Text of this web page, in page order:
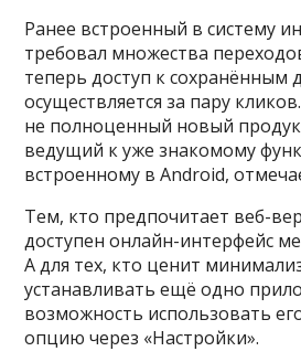
Ранее встроенный в систему
требовал множества
теперь доступ к сохранённым
осуществляется за пару
не полноценный новый
ведущий к уже знакомому
встроенному в Android,
Тем, кто предпочитает веб-
доступен онлайн-интерфейс
А для тех, кто ценит
устанавливать ещё одно
возможность использовать
опцию через «Настройки».